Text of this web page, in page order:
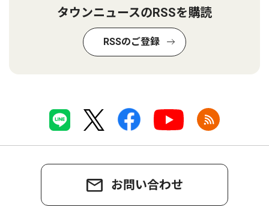
タウンニュースのRSSを購読
RSSのご登録
お問い合わせ